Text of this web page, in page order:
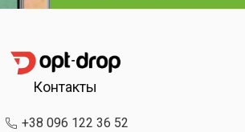
Контакты
+38 096 122 36 52